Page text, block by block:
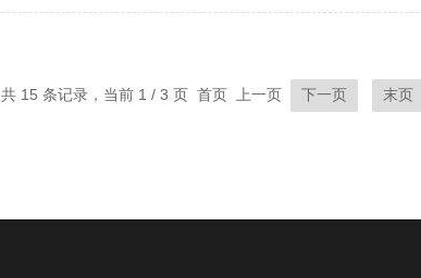
共 15 条记录，当前 1 / 3 页 首页 上一页 下一页 末页